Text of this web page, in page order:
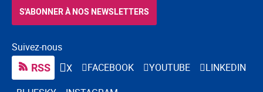
Suivez-nous
RSS X FACEBOOK YOUTUBE
LINKEDIN
S'ABONNER À NOS NEWSLETTERS